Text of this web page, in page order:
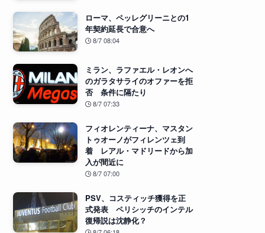
ローマ、ペッレグリーニとの1
年契約延長で合意へ
8/7 08:04
ミラン、ラファエル・レオンへ
のガラタサライのオファーを拒
否 条件に隔たり
8/7 07:33
フィオレンティーナ、マスタン
トゥオーノがフィレンツェ到
着 レアル・マドリードから加
入が間近に
8/7 07:00
PSV、コスティッチ獲得を正
式発表 ペリシッチのインテル
復帰説は沈静化？